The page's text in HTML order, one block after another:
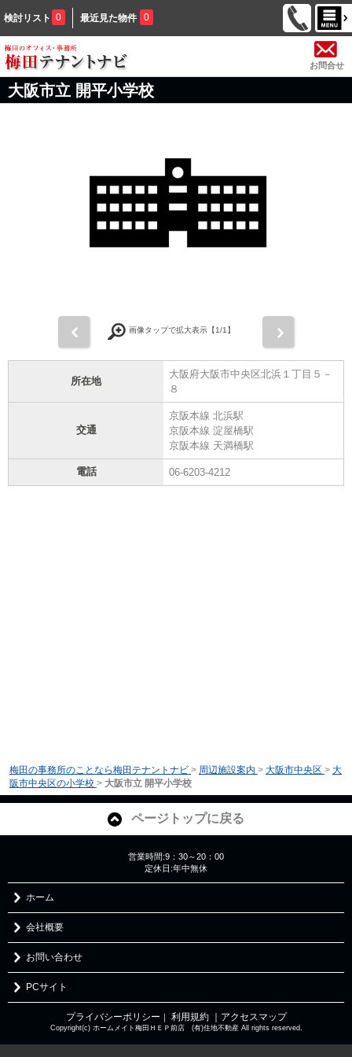
検討リスト 0 最近見た物件 0
お問合せ
大阪市立 開平小学校
画像タップで拡大表示【1/1】
所在地
大阪府大阪市中央区北浜１丁目５－
８
交通
京阪本線 北浜駅
京阪本線 淀屋橋駅
京阪本線 天満橋駅
電話 06-6203-4212
梅田の事務所のことなら梅田テナントナビ > 周辺施設案内 > 大阪市中央区 > 大
阪市中央区の小学校 > 大阪市立 開平小学校
ページトップに戻る
営業時間:9：30～20：00
定休日:年中無休
ホーム
会社概要
お問い合わせ
PCサイト
プライバシーポリシー ｜ 利用規約 ｜アクセスマップ
Copyright(c) ホームメイト梅田ＨＥＰ前店 (有)住地不動産 All rights reserved.